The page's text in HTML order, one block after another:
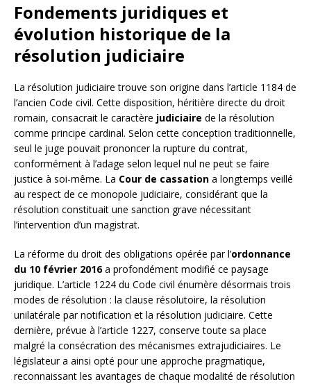
Fondements juridiques et
évolution historique de la
résolution judiciaire
La résolution judiciaire trouve son origine dans l’article 1184 de
l’ancien Code civil. Cette disposition, héritière directe du droit
romain, consacrait le caractère judiciaire de la résolution
comme principe cardinal. Selon cette conception traditionnelle,
seul le juge pouvait prononcer la rupture du contrat,
conformément à l’adage selon lequel nul ne peut se faire
justice à soi-même. La Cour de cassation a longtemps veillé
au respect de ce monopole judiciaire, considérant que la
résolution constituait une sanction grave nécessitant
l’intervention d’un magistrat.
La réforme du droit des obligations opérée par l’ordonnance
du 10 février 2016a profondément modifié ce paysage
juridique. L’article 1224 du Code civil énumère désormais trois
modes de résolution : la clause résolutoire, la résolution
unilatérale par notification et la résolution judiciaire. Cette
dernière, prévue à l’article 1227, conserve toute sa place
malgré la consécration des mécanismes extrajudiciaires. Le
législateur a ainsi opté pour une approche pragmatique,
reconnaissant les avantages de chaque modalité de résolution